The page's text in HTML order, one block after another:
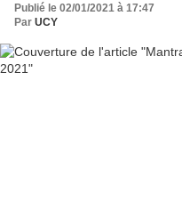
Publié le 02/01/2021 à 17:47
Par UCY